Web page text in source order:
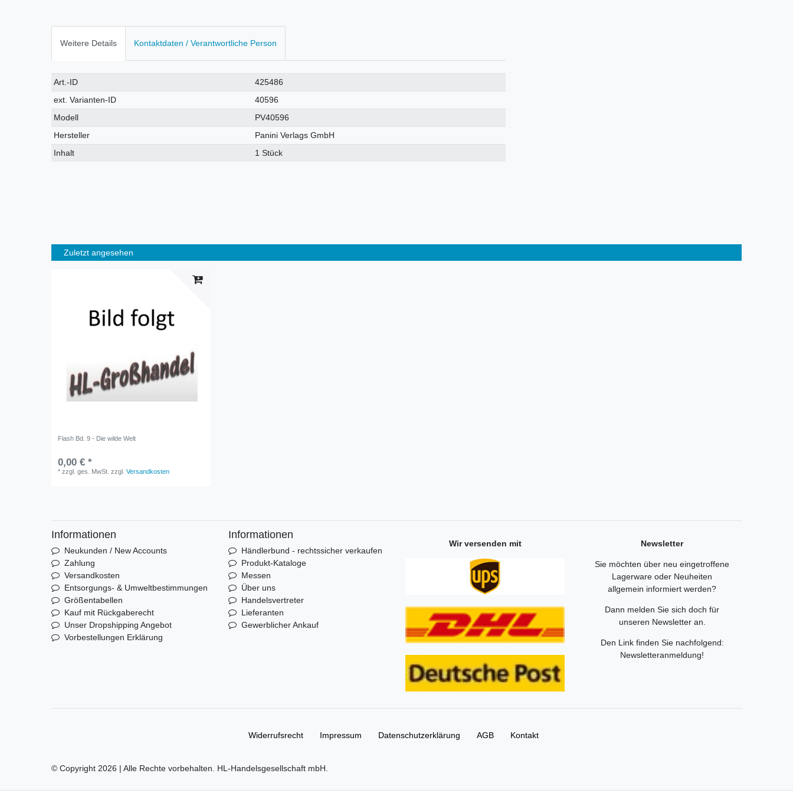
Weitere Details Kontaktdaten / Verantwortliche Person
Technisches
Merkmal
Wert
Art.-ID
425486
ext. Varianten-ID
40596
Modell
PV40596
Hersteller
Panini Verlags GmbH
Inhalt
1 Stück
Zuletzt angesehen
Flash Bd. 9 - Die wilde Welt
0,00 € *
*zzgl. ges. MwSt. zzgl.Versandkosten
Informationen
Neukunden / New Accounts
Zahlung
Versandkosten
Entsorgungs- & Umweltbestimmungen
Größentabellen
Kauf mit Rückgaberecht
Unser Dropshipping Angebot
Vorbestellungen Erklärung
Informationen
Händlerbund - rechtssicher verkaufen
Produkt-Kataloge
Messen
Über uns
Handelsvertreter
Lieferanten
Gewerblicher Ankauf
Wir versenden mit Newsletter
Sie möchten über neu eingetroffene
Lagerware oder Neuheiten
allgemein informiert werden?
Dann melden Sie sich doch für
unseren Newsletter an.
Den Link finden Sie nachfolgend:
Newsletteranmeldung!
Widerrufs­recht Impressum Daten­schutz­erklärung AGB Kontakt
© Copyright 2026 | Alle Rechte vorbehalten. HL-Handelsgesellschaft mbH.